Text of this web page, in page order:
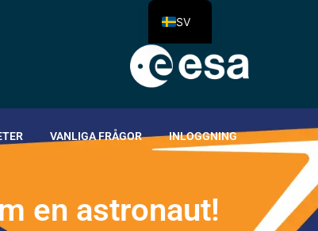
VANLIGA FRÅGOR INLOGGNING
m en astronaut!
SV